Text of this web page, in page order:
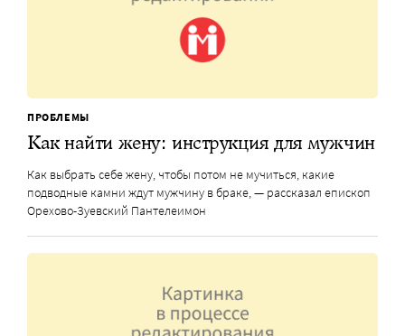
ПРОБЛЕМЫ
Как найти жену: инструкция для мужчин
Как выбрать себе жену, чтобы потом не мучиться, какие
подводные камни ждут мужчину в браке, — рассказал епископ
Орехово-Зуевский Пантелеимон